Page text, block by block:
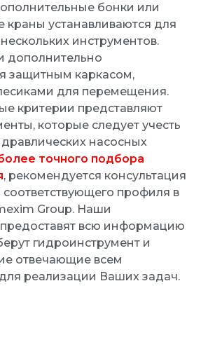
бонки или
краны устанавливаются для
инструментов.
дополнительно
защитным каркасом,
для перемещения.
критерии представляют
которые следует учесть
насосных
точного подбора
, рекомендуется консультация
соответствующего профиля в
Group. Наши
предоставят всю информацию
гидроинструмент и
отвечающие всем
реализации Ваших задач.